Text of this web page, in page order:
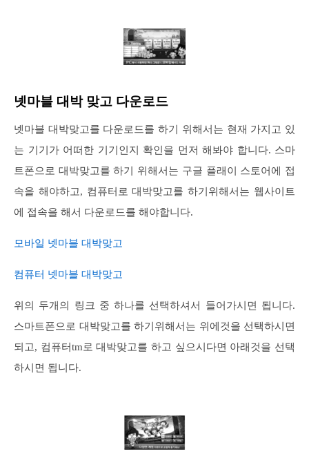
넷마블 대박 맞고 다운로드
넷마블 대박맞고를 다운로드를 하기 위해서는 현재 가지고 있
는 기기가 어떠한 기기인지 확인을 먼저 해봐야 합니다. 스마
트폰으로 대박맞고를 하기 위해서는 구글 플래이 스토어에 접
속을 해야하고, 컴퓨터로 대박맞고를 하기위해서는 웹사이트
에 접속을 해서 다운로드를 해야합니다.
모바일 넷마블 대박맞고
컴퓨터 넷마블 대박맞고
위의 두개의 링크 중 하나를 선택하셔서 들어가시면 됩니다.
스마트폰으로 대박맞고를 하기위해서는 위에것을 선택하시면
되고, 컴퓨터tm로 대박맞고를 하고 싶으시다면 아래것을 선택
하시면 됩니다.